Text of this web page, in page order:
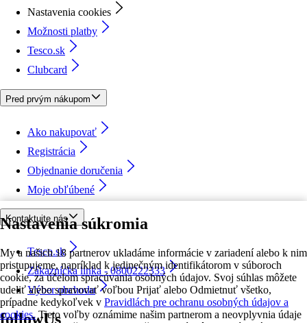
Nastavenia súkromia
My a našich 18 partnerov ukladáme informácie v zariadení alebo k nim
pristupujeme, napríklad k jedinečným identifikátorom v súboroch
cookie, za účelom spracúvania osobných údajov. Svoj súhlas môžete
udeliť alebo spravovať voľbou Prijať alebo Odmietnuť všetko,
prípadne kedykoľvek v Pravidlách pre ochranu osobných údajov a
cookies. Tieto voľby oznámime našim partnerom a neovplyvnia údaje
Nastavenia cookies
Možnosti platby
Tesco.sk
Clubcard
Pred prvým nákupom
Ako nakupovať
Registrácia
Objednanie doručenia
Moje obľúbené
Kontaktujte nás
Tesco.sk
Zákaznícka linka - 0800222333
Výber obchodu
followUs